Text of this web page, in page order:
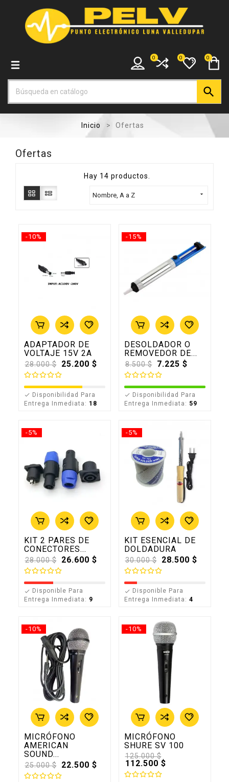
0
0
0

Inicio Ofertas
Ofertas
Hay 14 productos.
Nombre, A a Z 
-10%
ADAPTADOR DE
VOLTAJE 15V 2A
Precio
base
28.000 $ 25.200 $
 Disponibilidad Para
Entrega Inmediata: 18
-15%
DESOLDADOR O
REMOVEDOR DE...
Precio
base
8.500 $ 7.225 $
 Disponibilidad Para
Entrega Inmediata: 59
-5%
KIT 2 PARES DE
CONECTORES...
Precio
base
28.000 $ 26.600 $
 Disponible Para
Entrega Inmediata: 9
-5%
KIT ESENCIAL DE
DOLDADURA
Precio
base
30.000 $ 28.500 $
 Disponible Para
Entrega Inmediata: 4
-10%
MICRÓFONO
AMERICAN
SOUND...
Precio
base
25.000 $ 22.500 $
-10%
MICRÓFONO
SHURE SV 100
Precio
base
125.000 $
112.500 $